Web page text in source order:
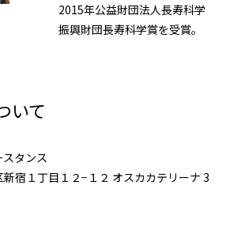
2015年公益財団法人長寿科学
振興財団長寿科学賞を受賞。
いて
タンス
宿１丁目１２−１２ オスカカテリーナ 3